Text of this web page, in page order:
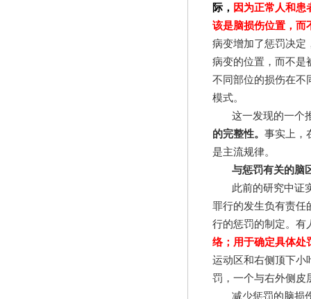
际， 因为正常人和
该是脑损伤位置，而
病变增加了惩罚决定
病变的位置，而不是
不同部位的损伤在不
模式。
这一发现的一个
的完整性。 事实上，
是主流规律。
与惩罚有关的脑
此前的研究中证
罪行的发生负有责任
行的惩罚的制定。有
络；用于确定具体处
运动区和右侧顶下小
罚，一个与右外侧皮
减少惩罚的脑损